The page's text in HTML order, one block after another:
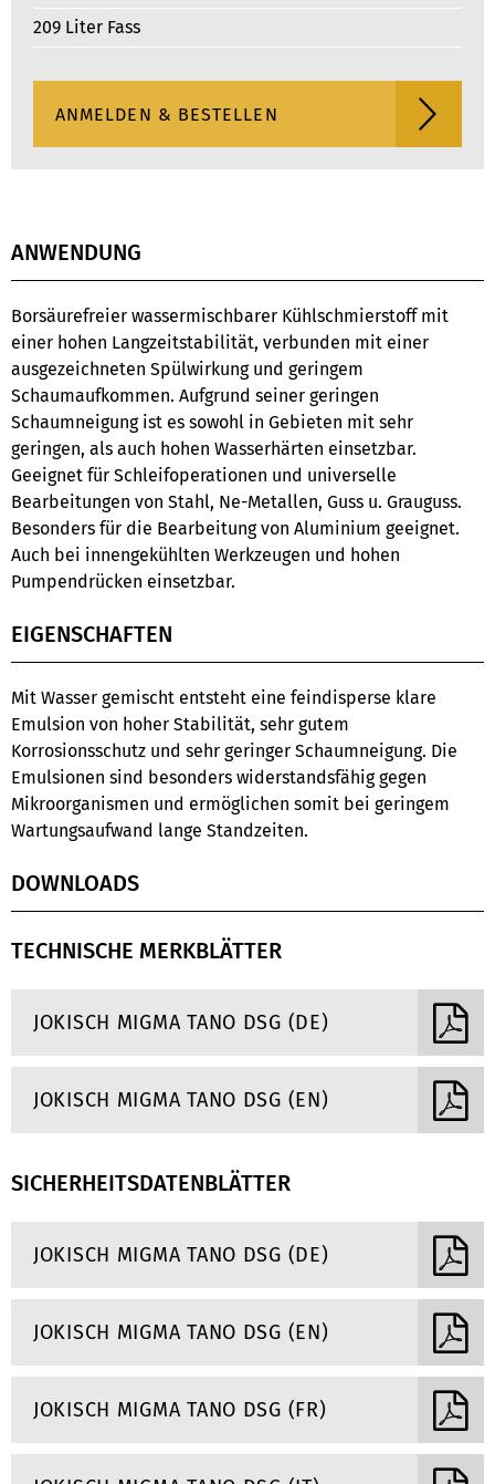
209 Liter Fass
ANWENDUNG
Borsäurefreier wassermischbarer Kühlschmierstoff mit
einer hohen Langzeitstabilität, verbunden mit einer
ausgezeichneten Spülwirkung und geringem
Schaumaufkommen. Aufgrund seiner geringen
Schaumneigung ist es sowohl in Gebieten mit sehr
geringen, als auch hohen Wasserhärten einsetzbar.
Geeignet für Schleifoperationen und universelle
Bearbeitungen von Stahl, Ne-Metallen, Guss u. Grauguss.
Besonders für die Bearbeitung von Aluminium geeignet.
Auch bei innengekühlten Werkzeugen und hohen
Pumpendrücken einsetzbar.
EIGENSCHAFTEN
Mit Wasser gemischt entsteht eine feindisperse klare
Emulsion von hoher Stabilität, sehr gutem
Korrosionsschutz und sehr geringer Schaumneigung. Die
Emulsionen sind besonders widerstandsfähig gegen
Mikroorganismen und ermöglichen somit bei geringem
Wartungsaufwand lange Standzeiten.
DOWNLOADS
TECHNISCHE MERKBLÄTTER
JOKISCH MIGMA TANO DSG (DE)
JOKISCH MIGMA TANO DSG (EN)
SICHERHEITSDATENBLÄTTER
JOKISCH MIGMA TANO DSG (DE)
JOKISCH MIGMA TANO DSG (EN)
JOKISCH MIGMA TANO DSG (FR)